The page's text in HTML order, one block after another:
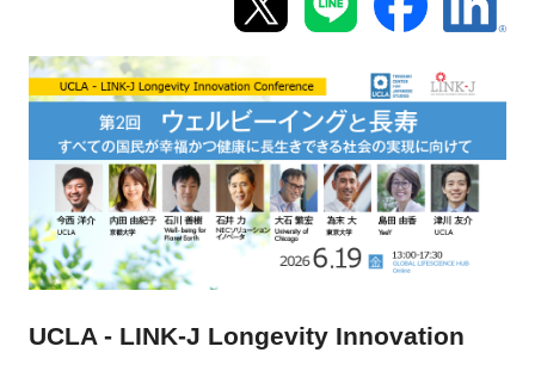
イベント
プログラム
インタビュー・コラム
ニュース・掲示板
UCLA - LINK-J Longevity Innovation